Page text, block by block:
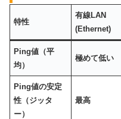
特性
有線LAN
(Ethernet)
Ping値（平
均）
極めて低い
Ping値の安定
性（ジッタ
ー）
最高